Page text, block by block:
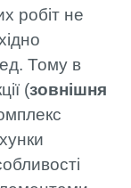
робіт не
Тому в
(зовнішня